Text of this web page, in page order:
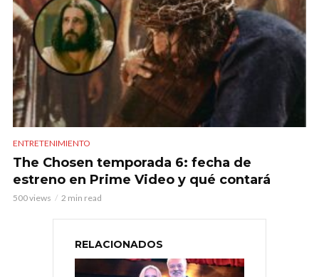
ENTRETENIMIENTO
The Chosen temporada 6: fecha de
estreno en Prime Video y qué contará
500 views 2 min read
RELACIONADOS